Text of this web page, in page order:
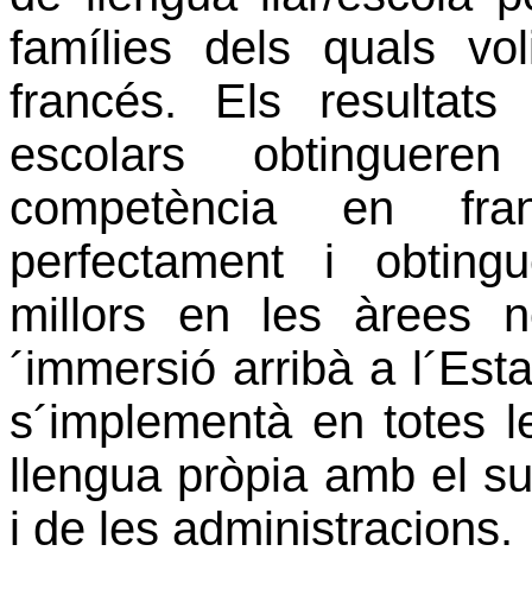
famílies dels quals
francés. Els resultats
escolars
competència en
perfectament i
millors en les àrees
´immersió arribà a
s´implementà en totes
llengua pròpia amb el
i de les administracions.